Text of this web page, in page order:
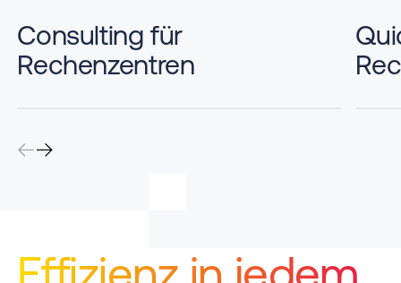
Consulting für
Rechenzentren